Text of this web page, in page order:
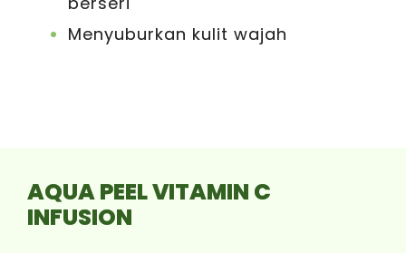
Menyuburkan kulit wajah
AQUA PEEL VITAMIN C
INFUSION